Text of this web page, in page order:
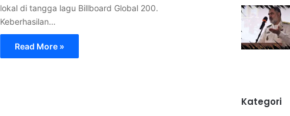
lokal di tangga lagu Billboard Global 200.
Keberhasilan…
Read More »
Kategori